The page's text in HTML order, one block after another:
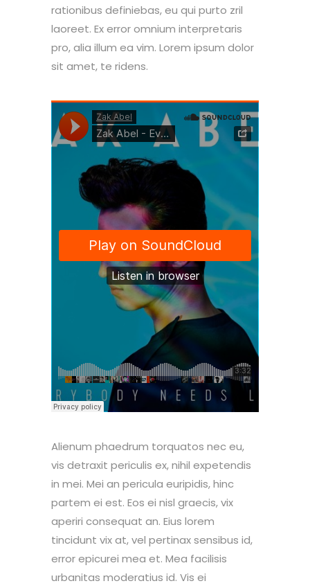
rationibus definiebas, eu qui purto zril
laoreet. Ex error omnium interpretaris
pro, alia illum ea vim. Lorem ipsum dolor
sit amet, te ridens.
Alienum phaedrum torquatos nec eu,
vis detraxit periculis ex, nihil expetendis
in mei. Mei an pericula euripidis, hinc
partem ei est. Eos ei nisl graecis, vix
aperiri consequat an. Eius lorem
tincidunt vix at, vel pertinax sensibus id,
error epicurei mea et. Mea facilisis
urbanitas moderatius id. Vis ei